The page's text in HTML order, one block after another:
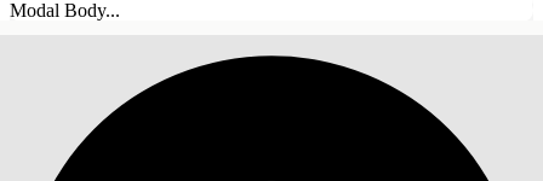
Modal Body...